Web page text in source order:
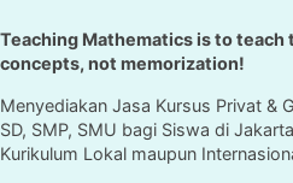
Teaching Mathematics is to
concepts, not memorization!
Menyediakan Jasa Kursus Privat &
SD, SMP, SMU bagi Siswa di
Kurikulum Lokal maupun